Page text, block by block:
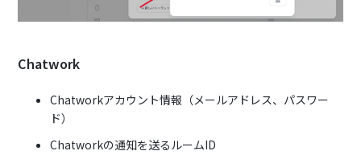
Chatwork
Chatworkアカウント情報（メールアドレス、パスワー
ド）
Chatworkの通知を送るルームID